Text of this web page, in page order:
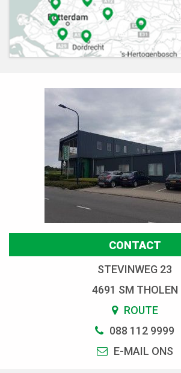
CONTACT
STEVINWEG 23
4691 SM THOLEN
ROUTE
088 112 9999
E-MAIL ONS